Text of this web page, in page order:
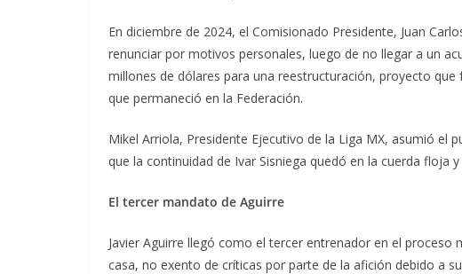
En diciembre de 2024, el Comisionado Presidente, Juan
renunciar por motivos personales, luego de no llegar a un
millones de dólares para una reestructuración, proyecto
que permaneció en la Federación.
Mikel Arriola, Presidente Ejecutivo de la Liga MX, asumió el
que la continuidad de Ivar Sisniega quedó en la cuerda floja
El tercer mandato de Aguirre
Javier Aguirre llegó como el tercer entrenador en el
casa, no exento de críticas por parte de la afición debido a